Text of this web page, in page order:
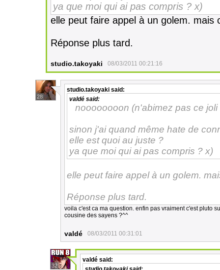
ya que moi qui ai pas compris ? x)
elle peut faire appel à un golem. mais
Réponse plus tard.
studio.takoyaki 08/03/2011 00:21:16
28
studio.takoyaki said:
valdé said:
noooooooon (n'abimez pas ce
sinon j'ai quand même hate de
elle est quoi au juste ?
ya que moi qui ai pas compris ? x)
elle peut faire appel à un golem.
Réponse plus tard.
voila c'est ca ma question. enfin pas vraiment c'est pluto
cousine des sayens ?^^
valdé 08/03/2011 00:31:01
32
valdé said: